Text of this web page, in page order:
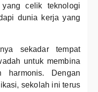
yang celik teknologi
dunia kerja yang
sekadar tempat
untuk membina
harmonis. Dengan
sekolah ini terus